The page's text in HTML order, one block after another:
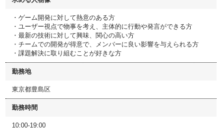
・ゲーム開発に対して熱意のある方
・ユーザー視点で物事を考え、主体的に行動や発言ができる方
・最新の技術に対して興味、関心の高い方
・チームでの開発が得意で、メンバーに良い影響を与えられる方
・課題解決に取り組むことが好きな方
勤務地
東京都豊島区
勤務時間
10:00-19:00